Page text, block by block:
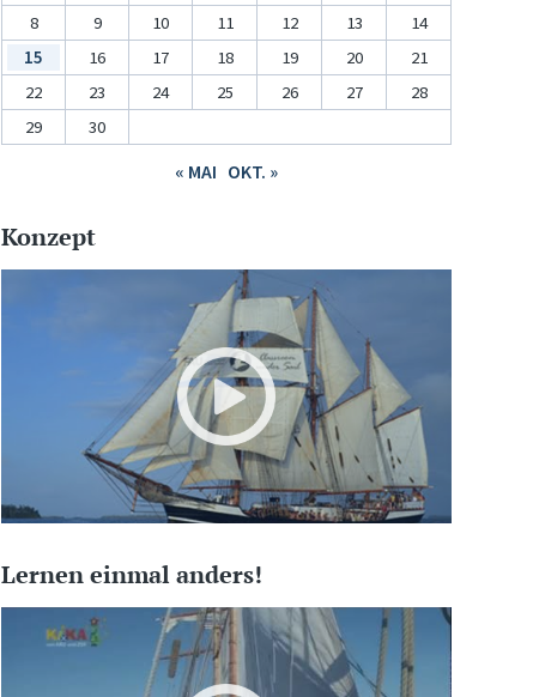
8
9 10 11 12 13
14
15
16 17 18 19 20
21
22
23 24 25 26 27
28
29
30
« MAI OKT. »
Konzept
Lernen einmal anders!